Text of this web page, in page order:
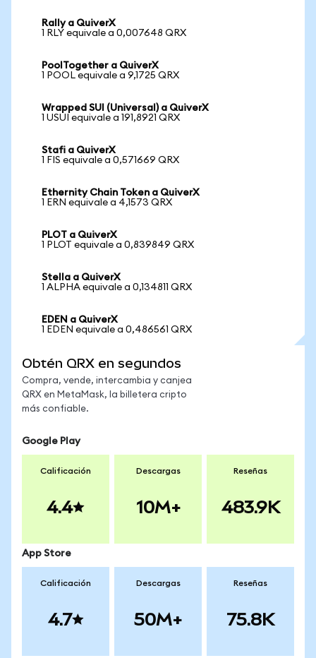
Rally a QuiverX
1 RLY equivale a 0,007648 QRX
PoolTogether a QuiverX
1 POOL equivale a 9,1725 QRX
Wrapped SUI (Universal) a QuiverX
1 USUI equivale a 191,8921 QRX
Stafi a QuiverX
1 FIS equivale a 0,571669 QRX
Ethernity Chain Token a QuiverX
1 ERN equivale a 4,1573 QRX
PLOT a QuiverX
1 PLOT equivale a 0,839849 QRX
Stella a QuiverX
1 ALPHA equivale a 0,134811 QRX
EDEN a QuiverX
1 EDEN equivale a 0,486561 QRX
Obtén QRX en segundos
Compra, vende, intercambia y canjea
QRX en MetaMask, la billetera cripto
más confiable.
Google Play
Calificación
4.4
Descargas
10M+
Reseñas
483.9K
App Store
Calificación
4.7
Descargas
50M+
Reseñas
75.8K